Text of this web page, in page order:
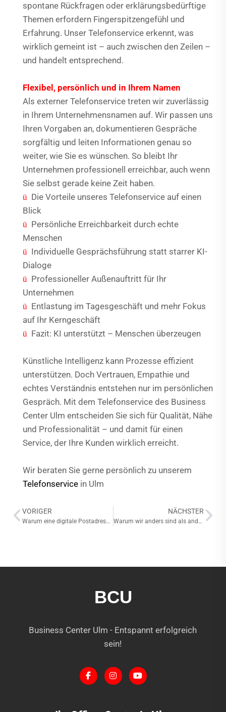
spontane Rückfragen oder erklärungsbedürftige
Themen erfordern Fingerspitzengefühl und
Erfahrung. Unser Telefonservice erkennt, was
wirklich gemeint ist – auch zwischen den Zeilen –
und handelt entsprechend.
Flexibel, persönlich und in Ihrem Namen
Als externer Telefonservice treten wir zuverlässig
in Ihrem Unternehmensnamen auf. Wir passen uns
Ihren Vorgaben an, dokumentieren Gespräche
sorgfältig und leiten Informationen genau so
weiter, wie Sie es wünschen. So bleibt Ihr
Unternehmen professionell erreichbar, auch wenn
Sie selbst gerade keine Zeit haben.
ü Die Vorteile unseres Telefonservice auf einen
Blick
ü Persönliche Erreichbarkeit durch echte
Menschen
ü Individuelle Gesprächsführung statt starrer KI-
Dialoge
ü Professioneller Außenauftritt für Ihr
Unternehmen
ü Entlastung im Tagesgeschäft und mehr Fokus
auf Ihr Kerngeschäft
ü Fazit: KI unterstützt – Menschen überzeugen
Künstliche Intelligenz kann Prozesse effizient
unterstützen. Doch Vertrauen, Empathie und
echtes Verständnis entstehen nur im persönlichen
Gespräch. Mit dem Telefonservice des Business
Center Ulm entscheiden Sie sich für Qualität, Nähe
und Professionalität – und damit für einen
Service, der Ihre Kunden wirklich erreicht.
Wir beraten Sie gerne persönlich zu unserem
Telefonservice in Ulm
VORIGER
Warum eine digitale Postadresse heute unverzichtbar ist
NÄCHSTER
Warum wir anders sind als andere Business Center
BCU
Business Center Ulm - Entspannt erfolgreich
sein!